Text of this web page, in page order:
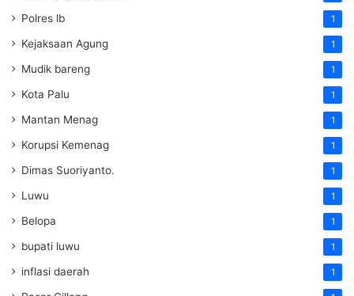
Polres lb 1
Kejaksaan Agung 1
Mudik bareng 1
Kota Palu 1
Mantan Menag 1
Korupsi Kemenag 1
Dimas Suoriyanto. 1
Luwu 1
Belopa 1
bupati luwu 1
inflasi daerah 1